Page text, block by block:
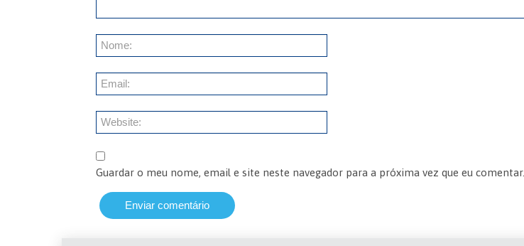
Guardar o meu nome, email e site neste navegador para a próxima vez que eu comentar.